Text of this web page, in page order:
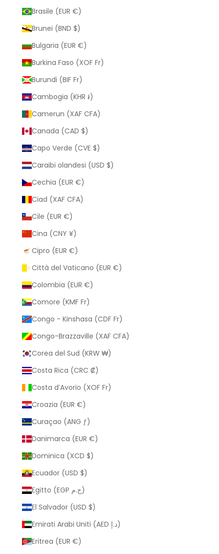
Brasile (EUR €)
Brunei (BND $)
Bulgaria (EUR €)
Burkina Faso (XOF Fr)
Burundi (BIF Fr)
Cambogia (KHR ៛)
Camerun (XAF CFA)
Canada (CAD $)
Capo Verde (CVE $)
Caraibi olandesi (USD $)
Cechia (EUR €)
Ciad (XAF CFA)
Cile (EUR €)
Cina (CNY ¥)
Cipro (EUR €)
Città del Vaticano (EUR €)
Colombia (EUR €)
Comore (KMF Fr)
Congo - Kinshasa (CDF Fr)
Congo-Brazzaville (XAF CFA)
Corea del Sud (KRW ₩)
Costa Rica (CRC ₡)
Costa d’Avorio (XOF Fr)
Croazia (EUR €)
Curaçao (ANG ƒ)
Danimarca (EUR €)
Dominica (XCD $)
Ecuador (USD $)
Egitto (EGP ج.م)
El Salvador (USD $)
Emirati Arabi Uniti (AED د.إ)
Eritrea (EUR €)